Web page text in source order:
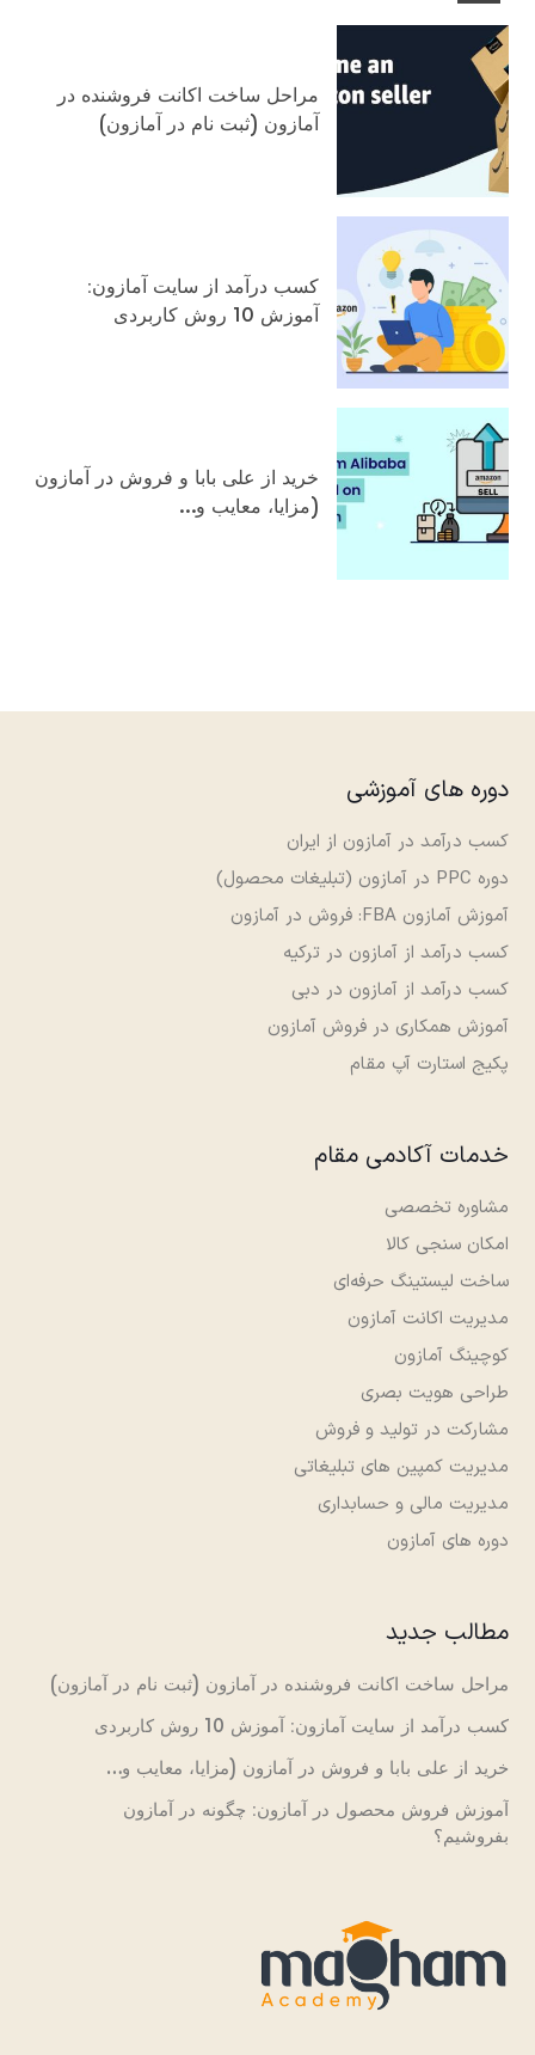
مراحل ساخت اکانت فروشنده در
آمازون (ثبت نام در آمازون)
کسب درآمد از سایت آمازون:
آموزش 10 روش کاربردی
خرید از علی بابا و فروش در آمازون
(مزایا، معایب و…
دوره های آموزشی
کسب درآمد در آمازون از ایران
دوره PPC در آمازون (تبلیغات محصول)
آموزش آمازون FBA: فروش در آمازون
کسب درآمد از آمازون در ترکیه
کسب درآمد از آمازون در دبی
آموزش همکاری در فروش آمازون
پکیج استارت آپ مقام
خدمات آکادمی مقام
مشاوره تخصصی
امکان سنجی کالا
ساخت لیستینگ حرفه‌ای
مدیریت اکانت آمازون
کوچینگ آمازون
طراحی هویت بصری
مشارکت در تولید و فروش
مدیریت کمپین های تبلیغاتی
مدیریت مالی و حسابداری
دوره های آمازون
مطالب جدید
مراحل ساخت اکانت فروشنده در آمازون (ثبت نام در آمازون)
کسب درآمد از سایت آمازون: آموزش 10 روش کاربردی
خرید از علی بابا و فروش در آمازون (مزایا، معایب و…
آموزش فروش محصول در آمازون: چگونه در آمازون
بفروشیم؟